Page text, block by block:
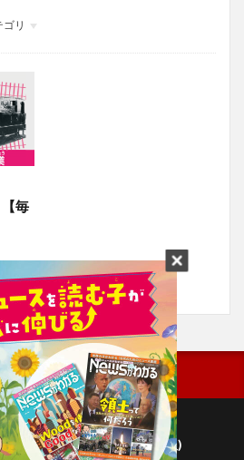
リ
毎
バシーポリシー(毎日新聞出版)